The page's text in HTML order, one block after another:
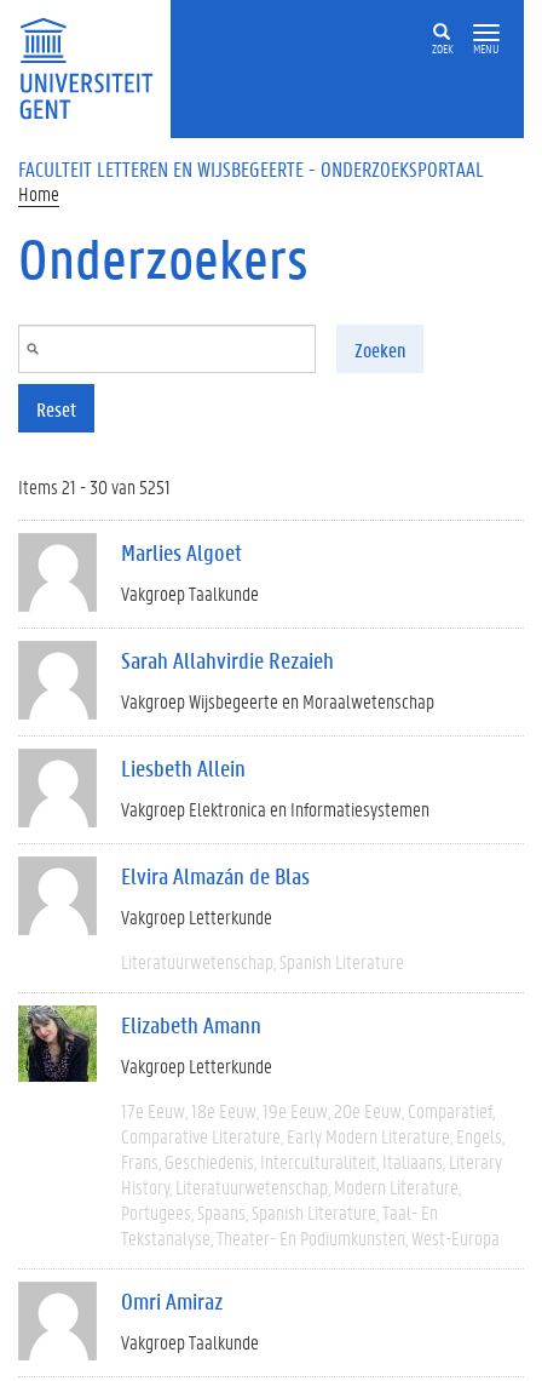
Overslaan en naar de inhoud gaan
ZOEK MENU
FACULTEIT LETTEREN EN WIJSBEGEERTE - ONDERZOEKSPORTAAL
Home
Onderzoekers
Zoeken
Reset
Items 21 - 30 van 5251
Marlies Algoet
Vakgroep Taalkunde
Sarah Allahvirdie Rezaieh
Vakgroep Wijsbegeerte en Moraalwetenschap
Liesbeth Allein
Vakgroep Elektronica en Informatiesystemen
Elvira Almazán de Blas
Vakgroep Letterkunde
Literatuurwetenschap Spanish Literature
Elizabeth Amann
Vakgroep Letterkunde
17e Eeuw 18e Eeuw 19e Eeuw 20e Eeuw Comparatief
Comparative Literature Early Modern Literature Engels
Frans Geschiedenis Interculturaliteit Italiaans Literary
History Literatuurwetenschap Modern Literature
Portugees Spaans Spanish Literature Taal- En
Tekstanalyse Theater- En Podiumkunsten West-Europa
Omri Amiraz
Vakgroep Taalkunde